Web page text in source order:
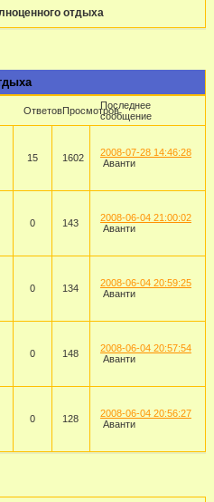
отдыха
ОтветовПросмотровПоследнее
сообщение
15 1602
2008-07-28 14:46:28
Аванти
0 143
2008-06-04 21:00:02
Аванти
0 134
2008-06-04 20:59:25
Аванти
0
148
2008-06-04 20:57:54
Аванти
0
128
2008-06-04 20:56:27
Аванти